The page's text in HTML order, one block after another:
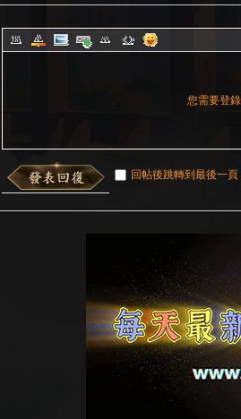
您需要登
回帖後跳轉到最後一頁